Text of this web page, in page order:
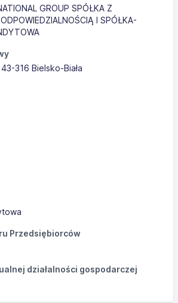
GROUP SPÓŁKA Z
I SPÓŁKA-
316 Bielsko-Biała
Przedsiębiorców
działalności gospodarczej